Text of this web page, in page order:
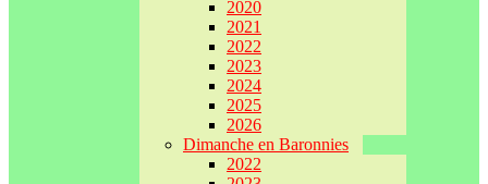
2020
2021
2022
2023
2024
2025
2026
Dimanche en Baronnies
2022